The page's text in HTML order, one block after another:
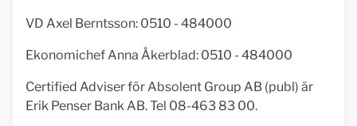
VD Axel Berntsson: 0510 - 484000
Ekonomichef Anna Åkerblad: 0510 - 484000
Certified Adviser förAbsolent Group AB (publ) är
Erik Penser Bank AB. Tel 08-463 83 00.